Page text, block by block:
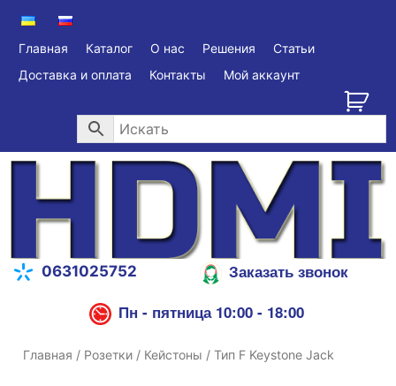
Главная Каталог О нас Решения
Статьи
Доставка и оплата
Контакты Мой аккаунт
0631025752
Заказать звонок
Пн - пятница 10:00 - 18:00
Главная / Розетки / Кейстоны / Тип F Keystone Jack